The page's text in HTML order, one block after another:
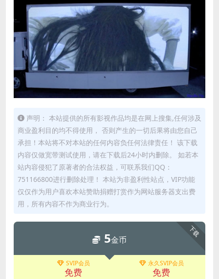
声明： 本站提供的所有影视作品均是在网上搜集,任何涉及
商业盈利目的均不得使用， 否则产生的一切后果将由您自己
承担！本站将不对本站的任何内容负任何法律责任！ 该下载
内容仅做宽带测试使用，请在下载后24小时内删除。 如若本
站内容侵犯了原著者的合法权益，可联系我们QQ：
751166800进行删除处理！ 本站为非盈利性站点，VIP功能
仅仅作为用户喜欢本站赞助捐赠打赏作为网站服务器支出费
用，所有内容不作为商业行为。
下载
5金币
SVIP会员
免费
永久SVIP会员
免费